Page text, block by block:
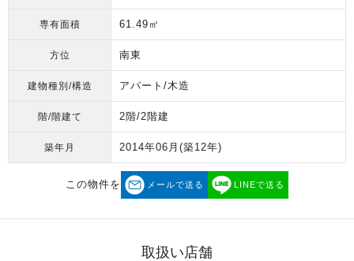
専有面積 61.49㎡
方位 南東
建物種別/構造 アパート/木造
階/階建て 2階/2階建
築年月 2014年06月 (築12年)
この物件を メールで送る LINEで送る
取扱い店舗